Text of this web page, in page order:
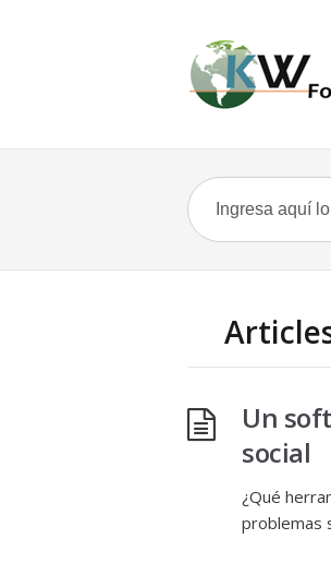
Un
social
¿Qué
problemas